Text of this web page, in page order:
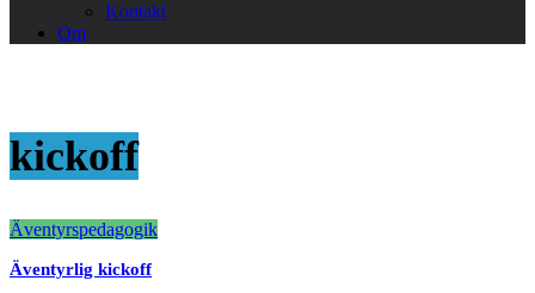
Kontakt
Om
kickoff
Äventyrspedagogik
Äventyrlig kickoff